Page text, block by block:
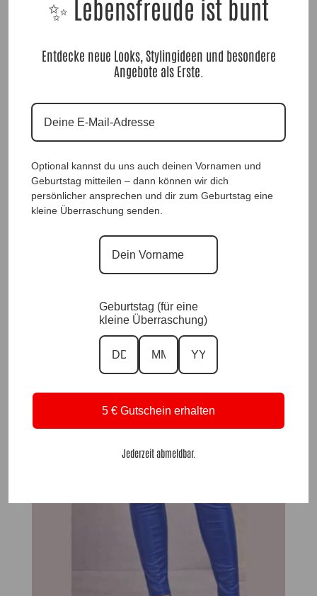
✨ Lebensfreude ist bunt
Entdecke neue Looks, Stylingideen und besondere
Angebote als Erste.
Optional kannst du uns auch deinen Vornamen und
Geburtstag mitteilen – dann können wir dich
persönlicher ansprechen und dir zum Geburtstag eine
kleine Überraschung senden.
Geburtstag (für eine
kleine Überraschung)
5 € Gutschein erhalten
Jederzeit abmeldbar.